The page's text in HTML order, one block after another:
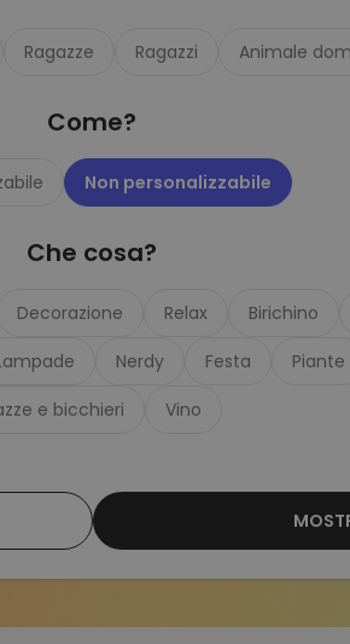
Animale Domestico
Personalizzabile
Bicchiere da Gin
Personalizzato con Testo
19,99 €
Copertina Personalizzata con
Comprato
Ragazze Ragazzi Animale
Come?
Non personalizzabile
Che cosa?
Decorazione Relax Birichino
Nerdy Festa Piante
e bicchieri
Vino